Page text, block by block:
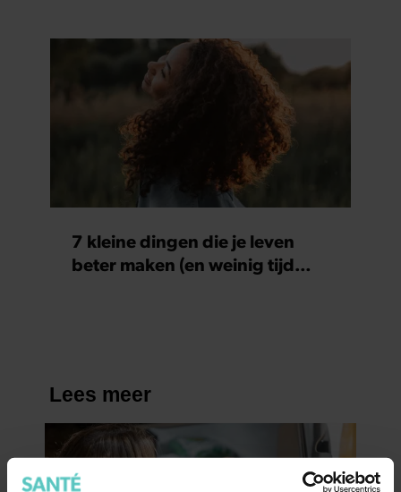
7 kleine dingen die je leven
beter maken (en weinig tijd